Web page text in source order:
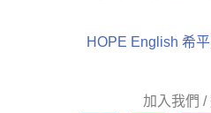
HOPE English 希
加入我們 /